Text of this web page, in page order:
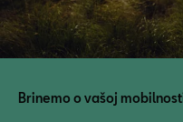
Brinemo o vašoj